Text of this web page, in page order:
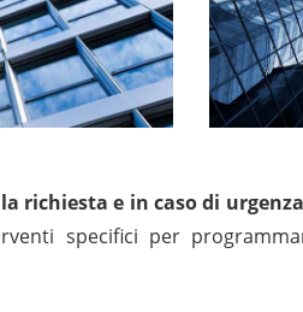
richiesta e in caso di
specifici per